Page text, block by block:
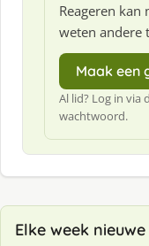
Reageren
weten andere
Maak een
Al lid? Log in
wachtwoord.
Elke week